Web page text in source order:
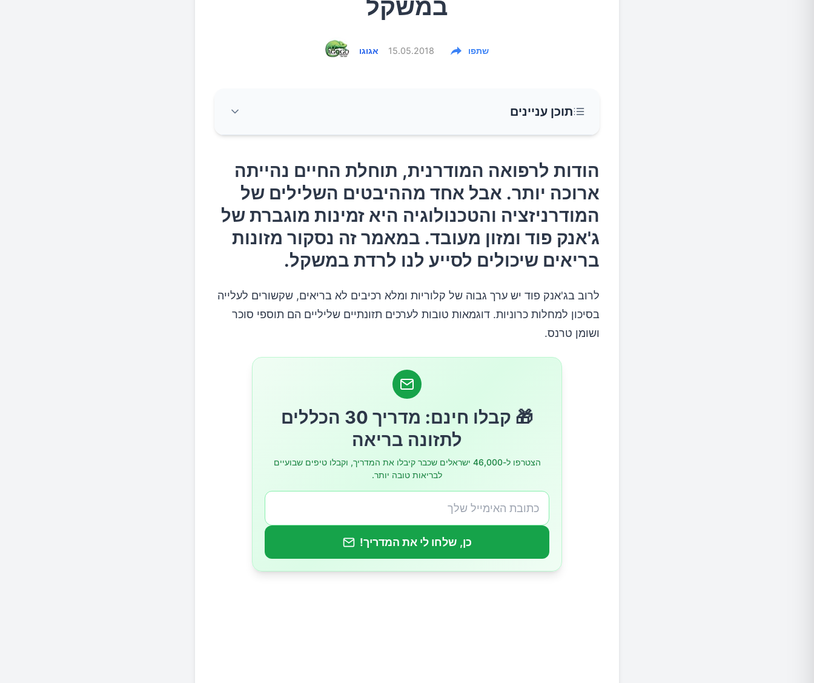
במשקל
אגוגו 15.05.2018 שתפו
תוכן עניינים
הודות לרפואה המודרנית, תוחלת החיים נהייתה ארוכה יותר. אבל אחד
מההיבטים השלילים של המודרניזציה והטכנולוגיה היא זמינות מוגברת
של ג'אנק פוד ומזון מעובד. במאמר זה נסקור מזונות בריאים שיכולים
לסייע לנו לרדת במשקל.
3.ביצים
הודות לרפואה המודרנית, תוחלת החיים נהייתה
ארוכה יותר. אבל אחד מההיבטים השלילים של
המודרניזציה והטכנולוגיה היא זמינות מוגברת של
ג'אנק פוד ומזון מעובד. במאמר זה נסקור מזונות
בריאים שיכולים לסייע לנו לרדת במשקל.
לרוב בג'אנק פוד יש ערך גבוה של קלוריות ומלא רכיבים לא בריאים, שקשורים לעלייה
בסיכון למחלות כרוניות. דוגמאות טובות לערכים תזונתיים שליליים הם תוספי סוכר
ושומן טרנס.
🎁 קבלו חינם: מדריך 30 הכללים
לתזונה בריאה
הצטרפו ל-46,000 ישראלים שכבר קיבלו את המדריך, וקבלו טיפים שבועיים
לבריאות טובה יותר.
כן, שלחו לי את המדריך!